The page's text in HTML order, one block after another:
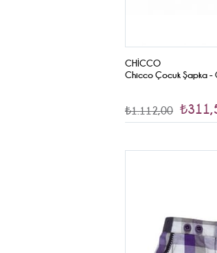
CHICCO
Chicco Çocuk Şapka -
₺1.112,00